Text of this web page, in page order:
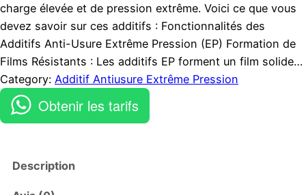
charge élevée et de pression extrême. Voici ce que vous
devez savoir sur ces additifs : Fonctionnalités des
Additifs Anti-Usure Extrême Pression (EP) Formation de
Films Résistants : Les additifs EP forment un film solide…
Category: Additif Antiusure Extrême Pression
Obtenir les tarifs
Description